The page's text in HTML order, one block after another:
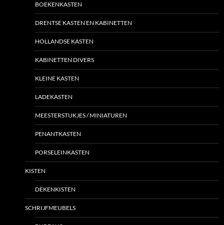
BOEKENKASTEN
DRENTSE KASTEN EN KABINETTEN
HOLLANDSE KASTEN
KABINETTEN DIVERS
KLEINE KASTEN
LADEKASTEN
MEESTERSTUKJES / MINIATUREN
PENANTKASTEN
PORSELEINKASTEN
KISTEN
DEKENKISTEN
SCHRIJFMEUBELS